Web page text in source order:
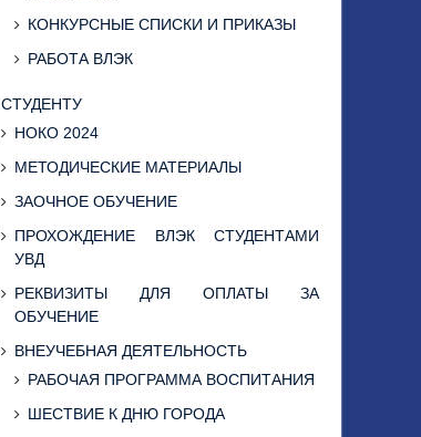
КОНКУРСНЫЕ СПИСКИ И ПРИКАЗЫ
РАБОТА ВЛЭК
СТУДЕНТУ
НОКО 2024
МЕТОДИЧЕСКИЕ МАТЕРИАЛЫ
ЗАОЧНОЕ ОБУЧЕНИЕ
ПРОХОЖДЕНИЕ ВЛЭК СТУДЕНТАМИ
УВД
РЕКВИЗИТЫ ДЛЯ ОПЛАТЫ ЗА
ОБУЧЕНИЕ
ВНЕУЧЕБНАЯ ДЕЯТЕЛЬНОСТЬ
РАБОЧАЯ ПРОГРАММА ВОСПИТАНИЯ
ШЕСТВИЕ К ДНЮ ГОРОДА